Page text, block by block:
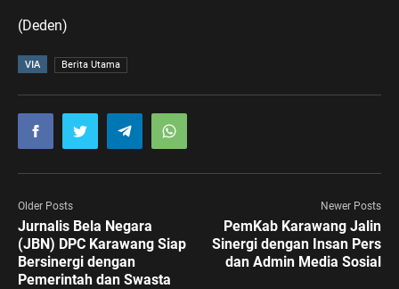
(Deden)
VIA Berita Utama
Older Posts
Jurnalis Bela Negara
(JBN) DPC Karawang Siap
Bersinergi dengan
Pemerintah dan Swasta
Newer Posts
PemKab Karawang Jalin
Sinergi dengan Insan Pers
dan Admin Media Sosial